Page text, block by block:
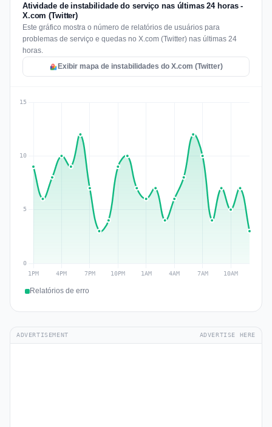
Atividade de instabilidade do serviço nas últimas 24 horas -
X.com (Twitter)
Este gráfico mostra o número de relatórios de usuários para
problemas de serviço e quedas no X.com (Twitter) nas últimas 24
horas.
Exibir mapa de instabilidades do X.com (Twitter)
Relatórios de erro
ADVERTISEMENT ADVERTISE HERE